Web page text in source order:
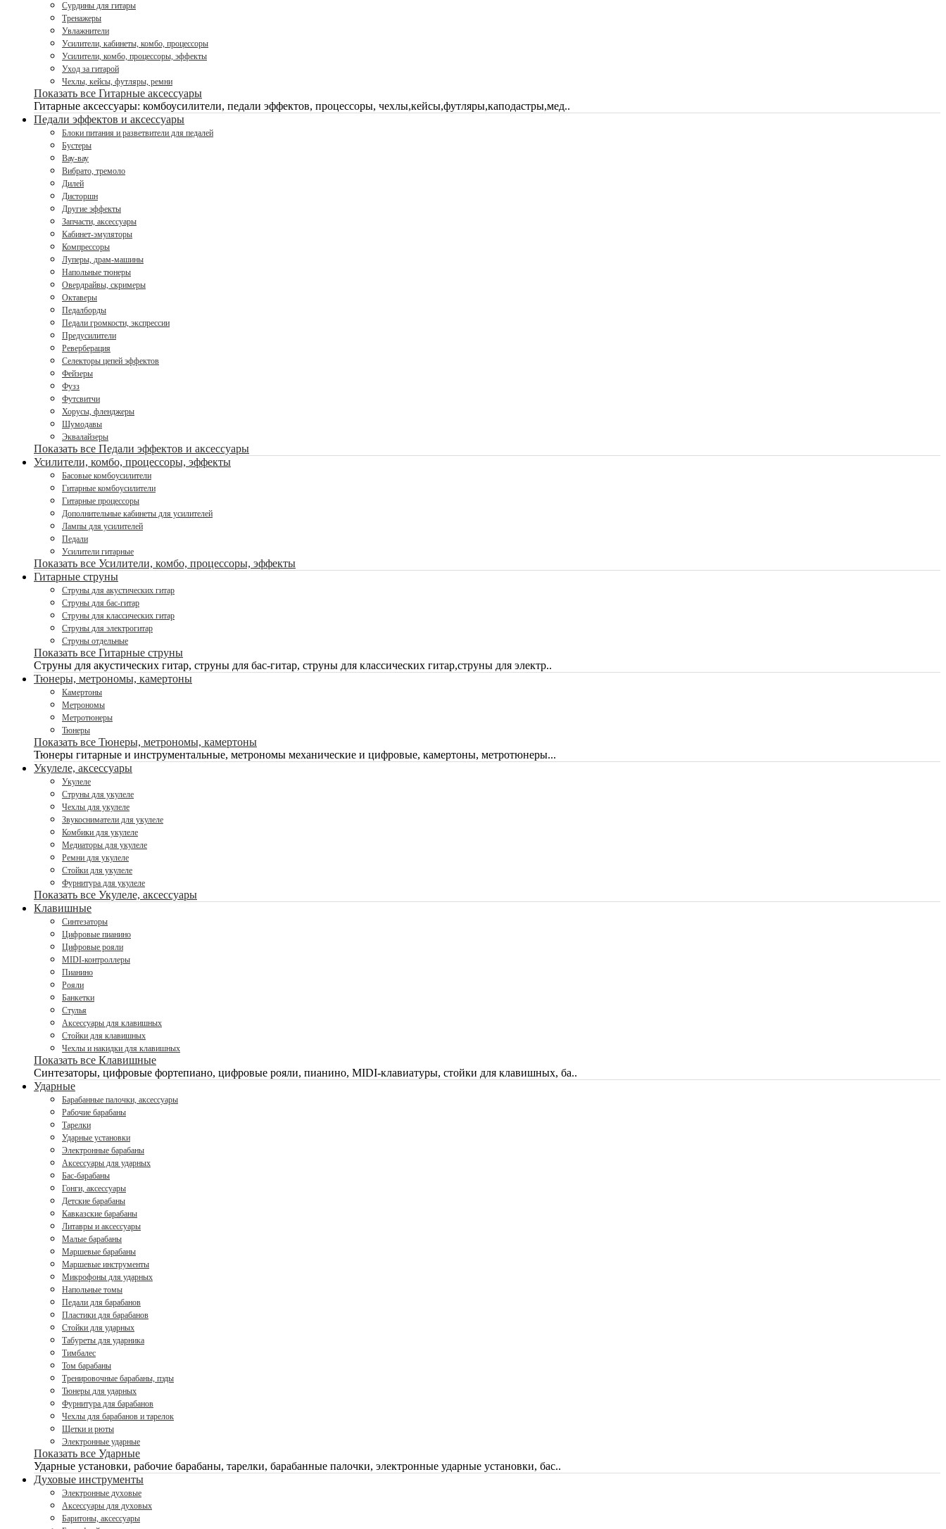
Сурдины для гитары
Тренажеры
Увлажнители
Усилители, кабинеты, комбо, процессоры
Усилители, комбо, процессоры, эффекты
Уход за гитарой
Чехлы, кейсы, футляры, ремни
Показать все Гитарные аксессуары
Гитарные аксессуары: комбоусилители, педали эффектов, процессоры, чехлы,кейсы,футляры,каподастры,мед..
Педали эффектов и аксессуары
Блоки питания и разветвители для педалей
Бустеры
Вау-вау
Вибрато, тремоло
Дилей
Дисторшн
Другие эффекты
Запчасти, аксессуары
Кабинет-эмуляторы
Компрессоры
Луперы, драм-машины
Напольные тюнеры
Овердрайвы, скримеры
Октаверы
Педалборды
Педали громкости, экспрессии
Предусилители
Реверберация
Селекторы цепей эффектов
Фейзеры
Фузз
Футсвитчи
Хорусы, фленджеры
Шумодавы
Эквалайзеры
Показать все Педали эффектов и аксессуары
Усилители, комбо, процессоры, эффекты
Басовые комбоусилители
Гитарные комбоусилители
Гитарные процессоры
Дополнительные кабинеты для усилителей
Лампы для усилителей
Педали
Усилители гитарные
Показать все Усилители, комбо, процессоры, эффекты
Гитарные струны
Струны для акустических гитар
Струны для бас-гитар
Струны для классических гитар
Струны для электрогитар
Струны отдельные
Показать все Гитарные струны
Струны для акустических гитар, струны для бас-гитар, струны для классических гитар,струны для электр..
Тюнеры, метрономы, камертоны
Камертоны
Метрономы
Метротюнеры
Тюнеры
Показать все Тюнеры, метрономы, камертоны
Тюнеры гитарные и инструментальные, метрономы механические и цифровые, камертоны, метротюнеры...
Укулеле, аксессуары
Укулеле
Струны для укулеле
Чехлы для укулеле
Звукосниматели для укулеле
Комбики для укулеле
Медиаторы для укулеле
Ремни для укулеле
Стойки для укулеле
Фурнитура для укулеле
Показать все Укулеле, аксессуары
Клавишные
Синтезаторы
Цифровые пианино
Цифровые рояли
MIDI-контроллеры
Пианино
Рояли
Банкетки
Стулья
Аксессуары для клавишных
Стойки для клавишных
Чехлы и накидки для клавишных
Показать все Клавишные
Синтезаторы, цифровые фортепиано, цифровые рояли, пианино, MIDI-клавиатуры, стойки для клавишных, ба..
Ударные
Барабанные палочки, аксессуары
Рабочие барабаны
Тарелки
Ударные установки
Электронные барабаны
Аксессуары для ударных
Бас-барабаны
Гонги, аксессуары
Детские барабаны
Кавказские барабаны
Литавры и аксессуары
Малые барабаны
Маршевые барабаны
Маршевые инструменты
Микрофоны для ударных
Напольные томы
Педали для барабанов
Пластики для барабанов
Стойки для ударных
Табуреты для ударника
Тимбалес
Том барабаны
Тренировочные барабаны, пэды
Тюнеры для ударных
Фурнитура для барабанов
Чехлы для барабанов и тарелок
Щетки и рюты
Электронные ударные
Показать все Ударные
Ударные установки, рабочие барабаны, тарелки, барабанные палочки, электронные ударные установки, бас..
Духовые инструменты
Электронные духовые
Аксессуары для духовых
Баритоны, аксессуары